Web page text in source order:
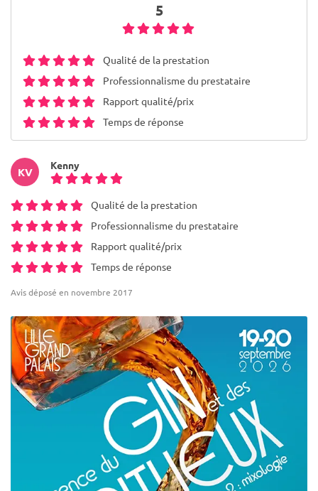
5
Qualité de la prestation
Professionnalisme du prestataire
Rapport qualité/prix
Temps de réponse
KV
Kenny
Qualité de la prestation
Professionnalisme du prestataire
Rapport qualité/prix
Temps de réponse
Avis déposé en novembre 2017